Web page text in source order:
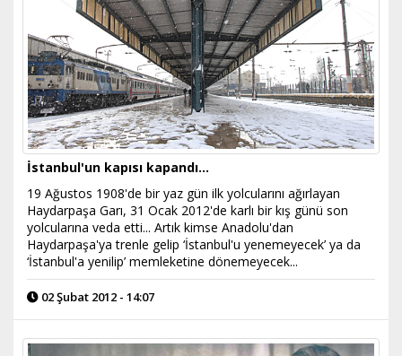
İstanbul'un kapısı kapandı...
19 Ağustos 1908'de bir yaz gün ilk yolcularını ağırlayan
Haydarpaşa Garı, 31 Ocak 2012'de karlı bir kış günü son
yolcularına veda etti... Artık kimse Anadolu'dan
Haydarpaşa'ya trenle gelip ‘İstanbul'u yenemeyecek’ ya da
‘İstanbul'a yenilip’ memleketine dönemeyecek...
02 Şubat 2012 - 14:07